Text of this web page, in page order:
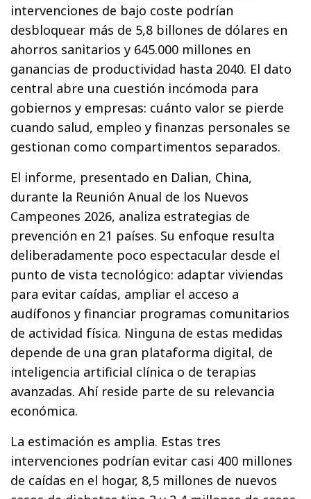
intervenciones de bajo coste podrían
desbloquear más de 5,8 billones de dólares en
ahorros sanitarios y 645.000 millones en
ganancias de productividad hasta 2040. El dato
central abre una cuestión incómoda para
gobiernos y empresas: cuánto valor se pierde
cuando salud, empleo y finanzas personales se
gestionan como compartimentos separados.
El informe, presentado en Dalian, China,
durante la Reunión Anual de los Nuevos
Campeones 2026, analiza estrategias de
prevención en 21 países. Su enfoque resulta
deliberadamente poco espectacular desde el
punto de vista tecnológico: adaptar viviendas
para evitar caídas, ampliar el acceso a
audífonos y financiar programas comunitarios
de actividad física. Ninguna de estas medidas
depende de una gran plataforma digital, de
inteligencia artificial clínica o de terapias
avanzadas. Ahí reside parte de su relevancia
económica.
La estimación es amplia. Estas tres
intervenciones podrían evitar casi 400 millones
de caídas en el hogar, 8,5 millones de nuevos